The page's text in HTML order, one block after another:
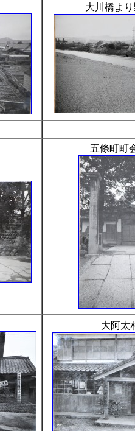
大川橋よ
五條町町
大阿太